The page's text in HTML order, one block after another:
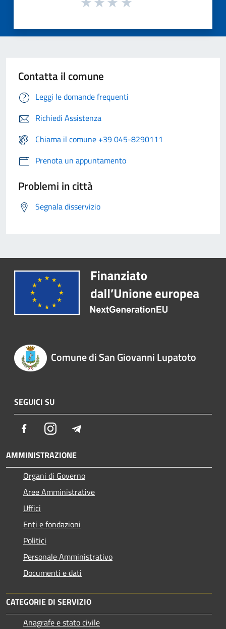
Contatta il comune
Leggi le domande frequenti
Richiedi Assistenza
Chiama il comune +39 045-8290111
Prenota un appuntamento
Problemi in città
Segnala disservizio
Comune di San Giovanni Lupatoto
SEGUICI SU
FacebookInstagram
AMMINISTRAZIONE
Organi di Governo
Aree Amministrative
Uffici
Enti e fondazioni
Politici
Personale Amministrativo
Documenti e dati
CATEGORIE DI SERVIZIO
Anagrafe e stato civile